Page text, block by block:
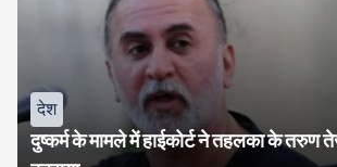
देश
दुष्कर्म के मामले में हाईकोर्ट ने तहलका के तरुण